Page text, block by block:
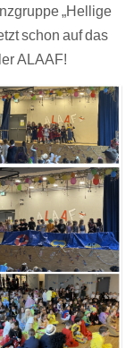
„Hellige
schon auf das
ALAAF!